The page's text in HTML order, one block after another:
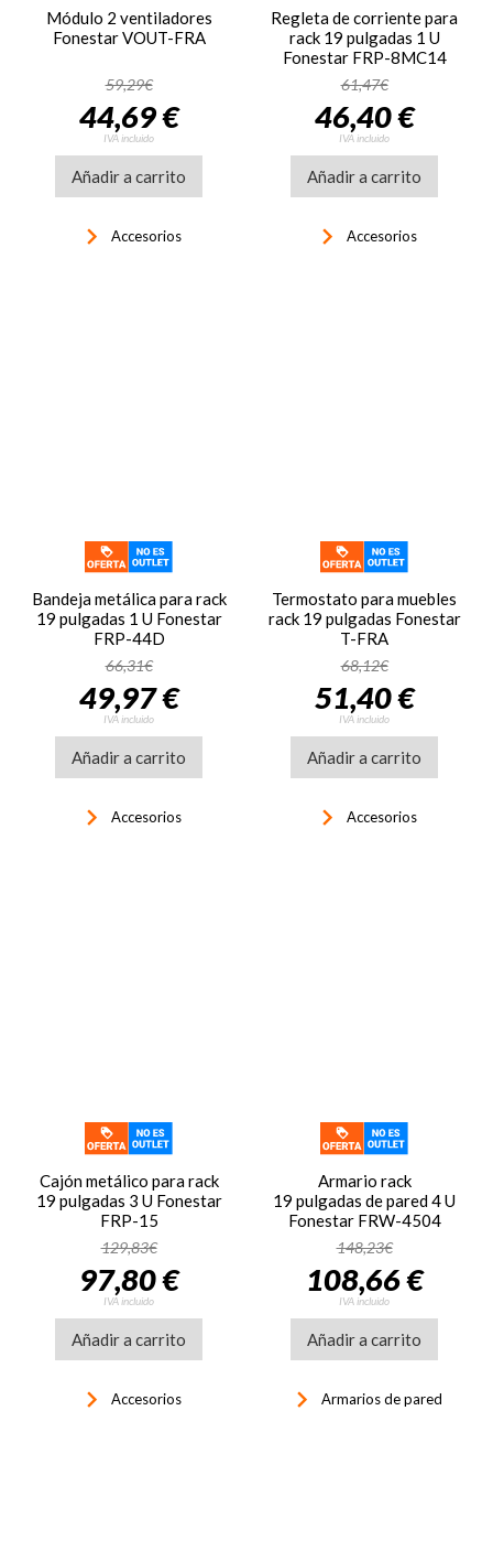
Módulo 2 ventiladores
Fonestar VOUT-FRA
59,29€
44,69 €
IVA incluido
Añadir a carrito
keyboard_arrow_right Accesorios
Regleta de corriente para
rack 19 pulgadas 1 U
Fonestar FRP-8MC14
61,47€
46,40 €
IVA incluido
Añadir a carrito
keyboard_arrow_right Accesorios
Bandeja metálica para rack
19 pulgadas 1 U Fonestar
FRP-44D
66,31€
49,97 €
IVA incluido
Añadir a carrito
keyboard_arrow_right Accesorios
Termostato para muebles
rack 19 pulgadas Fonestar
T-FRA
68,12€
51,40 €
IVA incluido
Añadir a carrito
keyboard_arrow_right Accesorios
Cajón metálico para rack
19 pulgadas 3 U Fonestar
FRP-15
129,83€
97,80 €
IVA incluido
Añadir a carrito
keyboard_arrow_right Accesorios
Armario rack
19 pulgadas de pared 4 U
Fonestar FRW-4504
148,23€
108,66 €
IVA incluido
Añadir a carrito
keyboard_arrow_right Armarios de pared